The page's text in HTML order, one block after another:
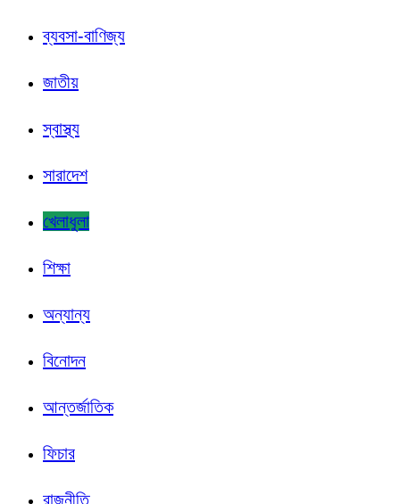
ব্যবসা-বাণিজ্য
জাতীয়
স্বাস্থ্য
সারাদেশ
খেলাধুলা
শিক্ষা
অন্যান্য
বিনোদন
আন্তর্জাতিক
ফিচার
রাজনীতি